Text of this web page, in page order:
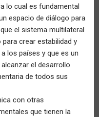
lo cual es fundamental
espacio de diálogo para
el sistema multilateral
crear estabilidad y
los países y que es un
el desarrollo
de todos sus
con otras
que tienen la